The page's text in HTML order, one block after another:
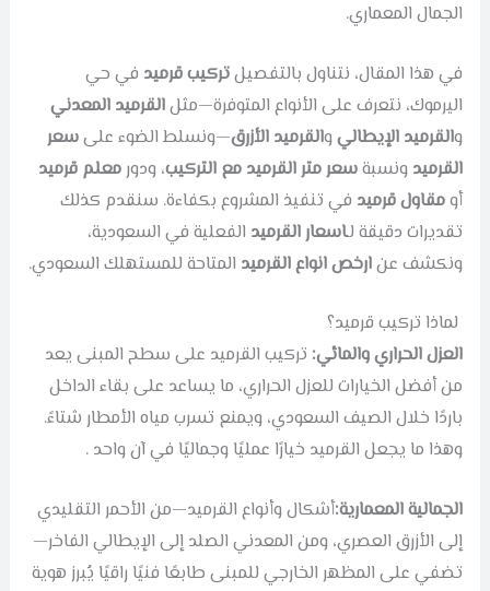
الجمال المعماري.
في هذا المقال، نتناول بالتفصيلتركيب قرميد في حي
اليرموك، نتعرف على الأنواع المتوفرة—مثلالقرميد المعدني
والقرميد الإيطاليوالقرميد الأزرق—ونسلط الضوء علىسعر
القرميد ونسبةسعر متر القرميد مع التركيب، ودور معلم قرميد
أومقاول قرميد في تنفيذ المشروع بكفاءة. سنقدم كذلك
تقديرات دقيقة لـاسعار القرميد الفعلية في السعودية،
ونكشف عنارخص انواع القرميد المتاحة للمستهلك السعودي.
لماذا تركيب قرميد؟
العزل الحراري والمائي: تركيب القرميد على سطح المبنى يعد
من أفضل الخيارات للعزل الحراري، ما يساعد على بقاء الداخل
باردًا خلال الصيف السعودي، ويمنع تسرب مياه الأمطار شتاءً.
وهذا ما يجعل القرميد خيارًا عمليًا وجماليًا في آن واحد .
الجمالية المعمارية:أشكال وأنواع القرميد—من الأحمر التقليدي
إلى الأزرق العصري، ومن المعدني الصلد إلى الإيطالي الفاخر—
تضفي على المظهر الخارجي للمبنى طابعًا فنيًا راقيًا يُبرز هوية